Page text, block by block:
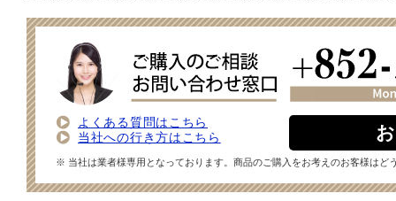
よくある質問はこちら
当社への行き方はこちら
※ 当社は業者様専用となっております。商品のご購入をお考えのお客様はど